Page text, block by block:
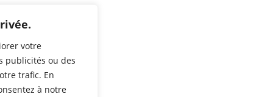
votre
publicités ou des
trafic. En
à notre
une archive
un réglement
nous